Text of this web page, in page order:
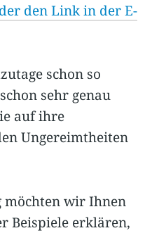
den Link in der E-
schon so
sehr genau
auf ihre
Ungereimtheiten
möchten wir Ihnen
Beispiele erklären,